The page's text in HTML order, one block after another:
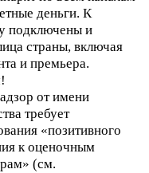
деньги. К
подключены и
страны, включая
и премьера.
от имени
требует
«позитивного
к оценочным
(см.